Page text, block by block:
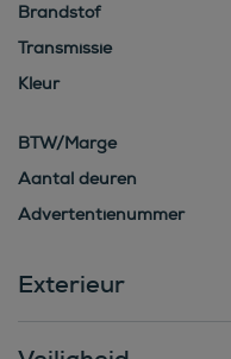
Brandstof
Transmissie
Kleur
BTW/Marge
Aantal deuren
Advertentienummer
Exterieur